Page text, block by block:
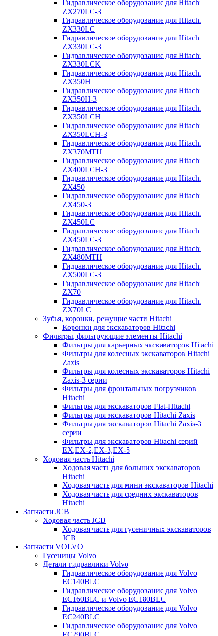
Гидравлическое оборудование для Hitachi
ZX270LC-3
Гидравлическое оборудование для Hitachi
ZX330LC
Гидравлическое оборудование для Hitachi
ZX330LC-3
Гидравлическое оборудование для Hitachi
ZX330LCK
Гидравлическое оборудование для Hitachi
ZX350H
Гидравлическое оборудование для Hitachi
ZX350H-3
Гидравлическое оборудование для Hitachi
ZX350LCH
Гидравлическое оборудование для Hitachi
ZX350LCH-3
Гидравлическое оборудование для Hitachi
ZX370MTH
Гидравлическое оборудование для Hitachi
ZX400LCH-3
Гидравлическое оборудование для Hitachi
ZX450
Гидравлическое оборудование для Hitachi
ZX450-3
Гидравлическое оборудование для Hitachi
ZX450LC
Гидравлическое оборудование для Hitachi
ZX450LC-3
Гидравлическое оборудование для Hitachi
ZX480MTH
Гидравлическое оборудование для Hitachi
ZX500LC-3
Гидравлическое оборудование для Hitachi
ZX70
Гидравлическое оборудование для Hitachi
ZX70LC
Зубья, коронки, режущие части Hitachi
Коронки для экскаваторов Hitachi
Фильтры, фильтрующие элементы Hitachi
Фильтры для карьерных экскаваторов Hitachi
Фильтры для колесных экскаваторов Hitachi
Zaxis
Фильтры для колесных экскаваторов Hitachi
Zaxis-3 серии
Фильтры для фронтальных погрузчиков
Hitachi
Фильтры для экскаваторов Fiat-Hitachi
Фильтры для экскаваторов Hitachi Zaxis
Фильтры для экскаваторов Hitachi Zaxis-3
серии
Фильтры для экскаваторов Hitachi серий
EX,EX-2,EX-3,EX-5
Ходовая часть Hitachi
Ходовая часть для больших экскаваторов
Hitachi
Ходовая часть для мини экскаваторов Hitachi
Ходовая часть для средних экскаваторов
Hitachi
Запчасти JCB
Ходовая часть JCB
Ходовая часть для гусеничных экскаваторов
JCB
Запчасти VOLVO
Гусеницы Volvo
Детали гидравлики Volvo
Гидравлическое оборудование для Volvo
EC140BLC
Гидравлическое оборудование для Volvo
EC160BLC и Volvo EC180BLC
Гидравлическое оборудование для Volvo
EC240BLC
Гидравлическое оборудование для Volvo
EC290BLC